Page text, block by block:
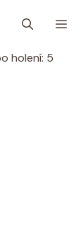
holení: 5